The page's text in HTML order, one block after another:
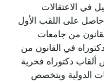
في الاعتقالات
حاصل على اللقب الأول
من جامعات
في القانون من
ألقاب دكتوراه فخرية
الدولية ويتخصص